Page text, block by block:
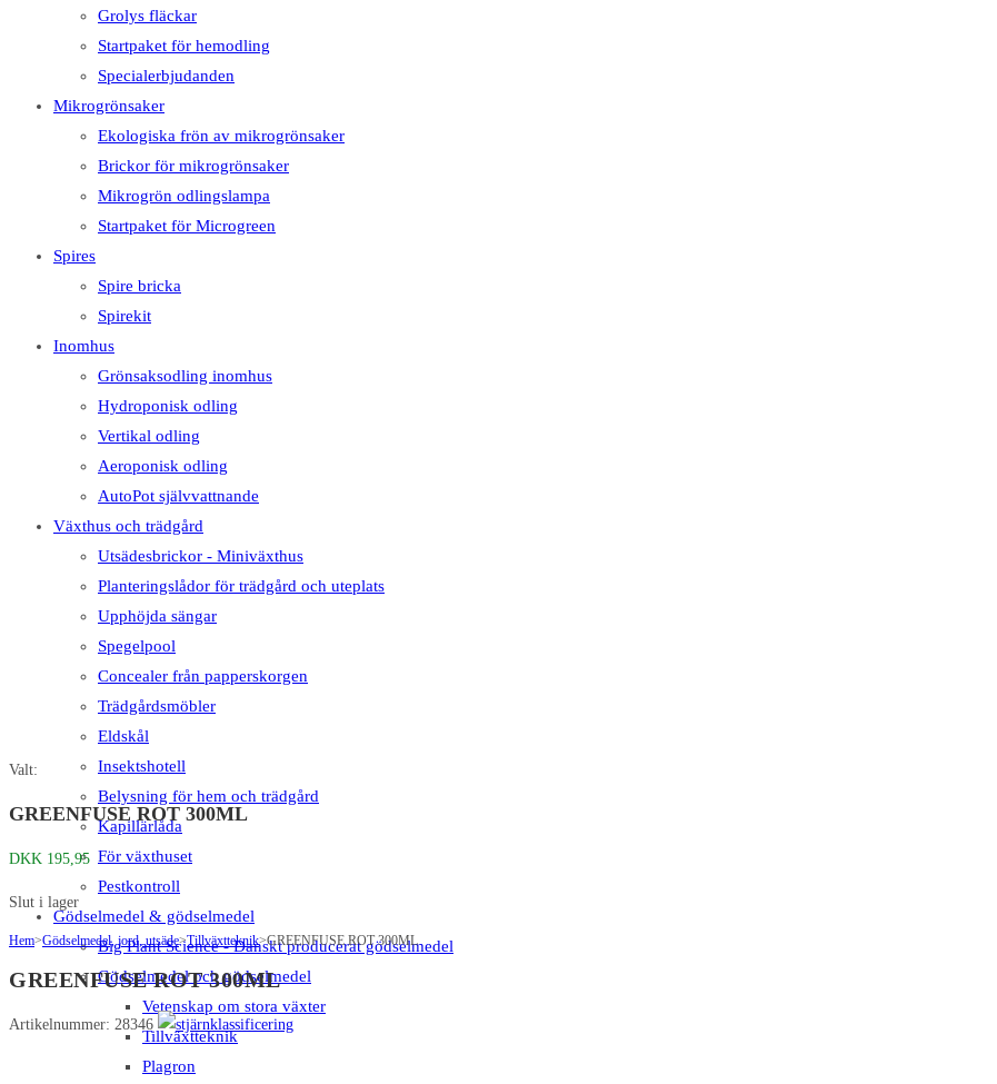
Grolys fläckar
Startpaket för hemodling
Specialerbjudanden
Mikrogrönsaker
Ekologiska frön av mikrogrönsaker
Brickor för mikrogrönsaker
Mikrogrön odlingslampa
Startpaket för Microgreen
Spires
Spire bricka
Spirekit
Inomhus
Grönsaksodling inomhus
Hydroponisk odling
Vertikal odling
Aeroponisk odling
AutoPot självvattnande
Växthus och trädgård
Utsädesbrickor - Miniväxthus
Planteringslådor för trädgård och uteplats
Upphöjda sängar
Spegelpool
Concealer från papperskorgen
Trädgårdsmöbler
Eldskål
Insektshotell
Belysning för hem och trädgård
Kapillärlåda
För växthuset
Pestkontroll
Gödselmedel & gödselmedel
Big Plant Science - Danskt producerat gödselmedel
Gödselmedel och gödselmedel
Vetenskap om stora växter
Tillväxtteknik
Plagron
Valt:
GREENFUSE ROT 300ML
DKK 195,95
Slut i lager
Hem>Gödselmedel, jord, utsäde>Tillväxtteknik>GREENFUSE ROT 300ML
GREENFUSE ROT 300ML
Artikelnummer: 28346